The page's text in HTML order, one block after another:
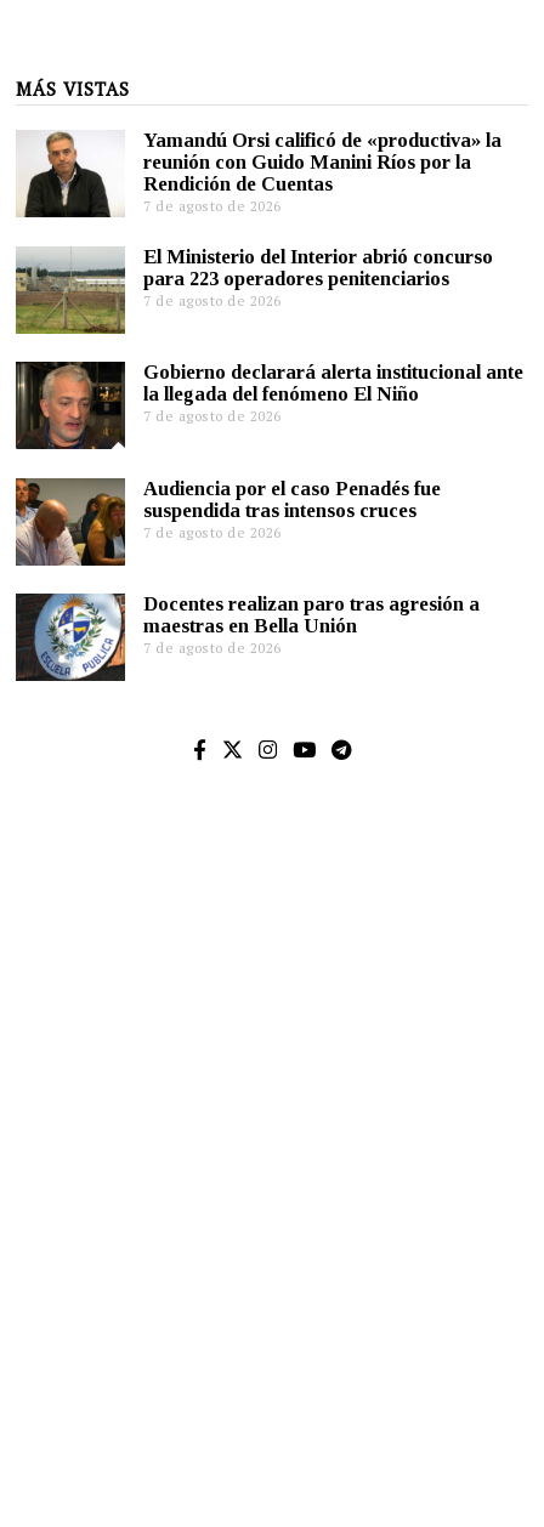
MÁS VISTAS
Yamandú Orsi calificó de «productiva» la
reunión con Guido Manini Ríos por la
Rendición de Cuentas
7 de agosto de 2026
El Ministerio del Interior abrió concurso
para 223 operadores penitenciarios
7 de agosto de 2026
Gobierno declarará alerta institucional ante
la llegada del fenómeno El Niño
7 de agosto de 2026
Audiencia por el caso Penadés fue
suspendida tras intensos cruces
7 de agosto de 2026
Docentes realizan paro tras agresión a
maestras en Bella Unión
7 de agosto de 2026